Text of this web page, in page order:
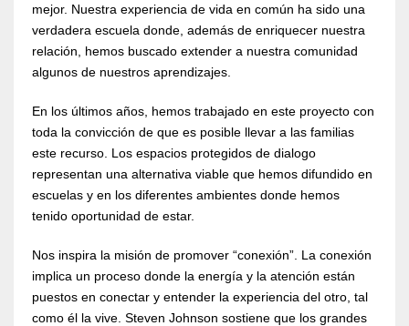
mejor. Nuestra experiencia de vida en común ha sido una
verdadera escuela donde, además de enriquecer nuestra
relación, hemos buscado extender a nuestra comunidad
algunos de nuestros aprendizajes.
En los últimos años, hemos trabajado en este proyecto con
toda la convicción de que es posible llevar a las familias
este recurso. Los espacios protegidos de dialogo
representan una alternativa viable que hemos difundido en
escuelas y en los diferentes ambientes donde hemos
tenido oportunidad de estar.
Nos inspira la misión de promover “conexión”. La conexión
implica un proceso donde la energía y la atención están
puestos en conectar y entender la experiencia del otro, tal
como él la vive. Steven Johnson sostiene que los grandes